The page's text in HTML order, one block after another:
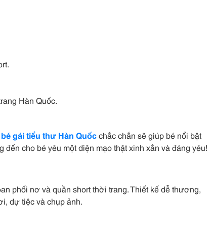
Hàn Quốc.
gái tiểu thư Hàn Quốcchắc chắn sẽ giúp bé nổi bật
cho bé yêu một diện mạo thật xinh xắn và đáng yêu!
phối nơ và quần short thời trang. Thiết kế dễ thương,
dự tiệc và chụp ảnh.